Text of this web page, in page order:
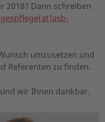
2018? Dann schreiben
umzusetzen und
Referenten zu finden.
wir Ihnen dankbar.